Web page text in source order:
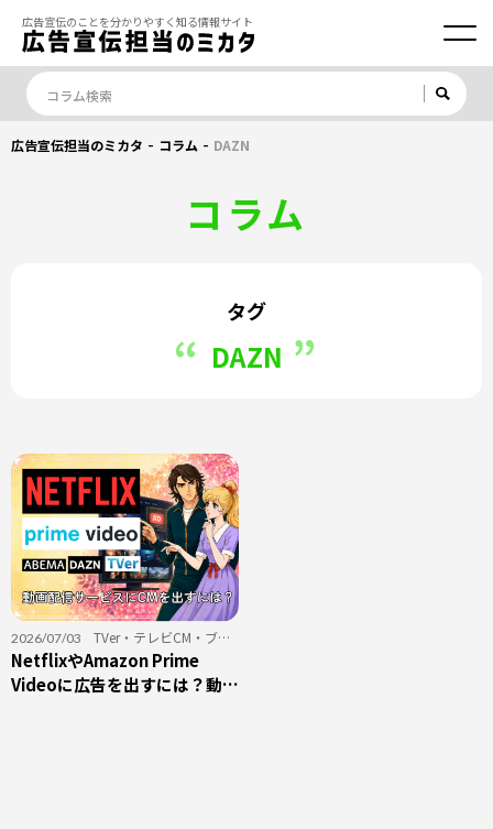
広告宣伝のことを分かりやすく知る情報サイト
広告宣伝担当のミカタ - コラム - DAZN
コラム
タグ
DAZN
2026/07/03 TVer・ テレビCM ・ ブラ
ンディング・動画配信サービス・
NetflixやAmazon Prime
Videoに広告を出すには？動画